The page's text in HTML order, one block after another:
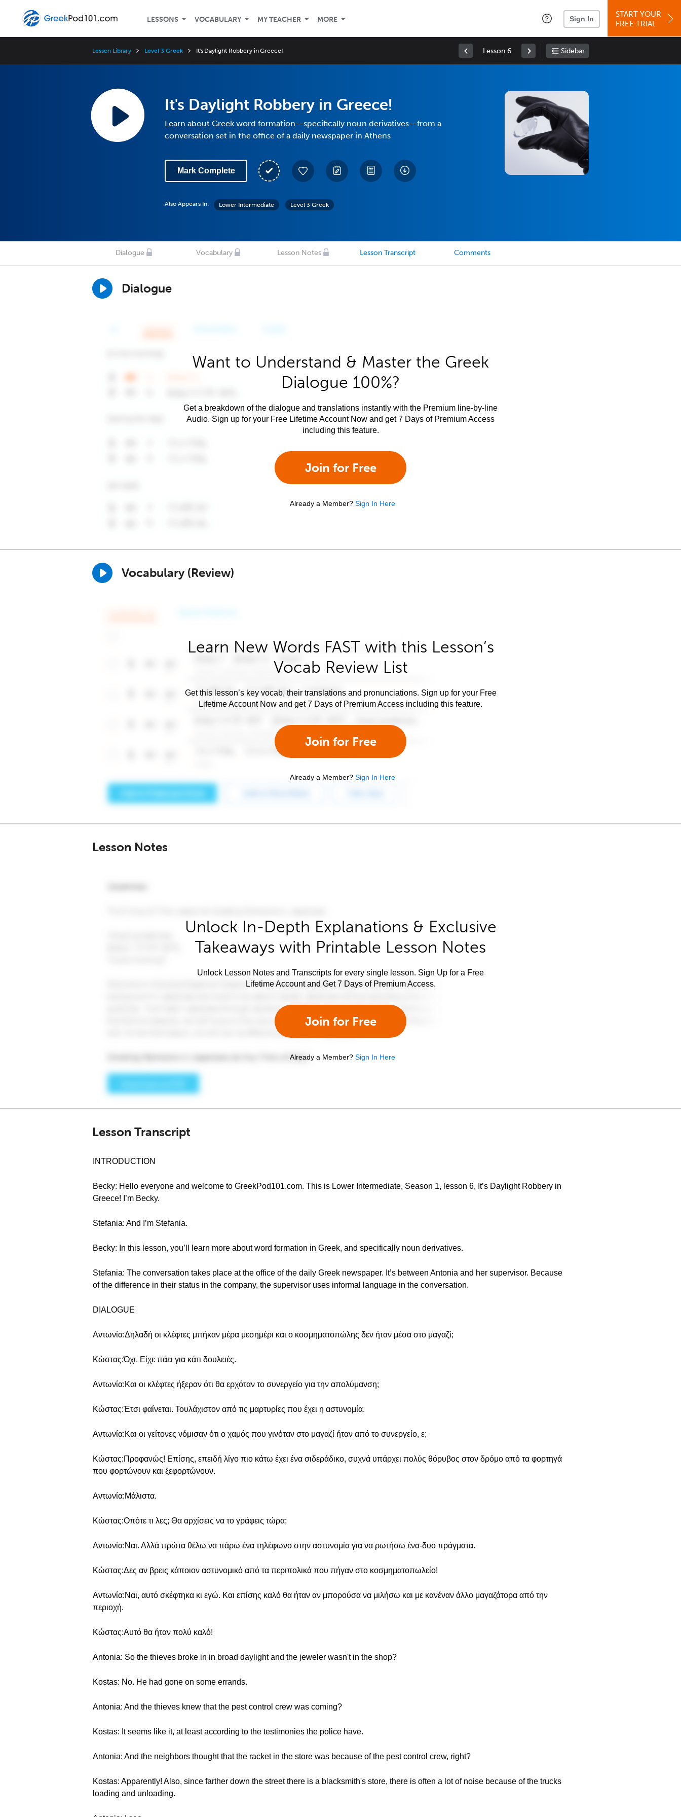
LESSONS VOCABULARY MY TEACHER MORE Sign In
START YOUR
FREE TRIAL
Lesson Library Level 3 Greek It's Daylight Robbery in Greece! Lesson 6 Sidebar
It's Daylight Robbery in Greece!
Learn about Greek word formation--specifically noun derivatives--from a
conversation set in the office of a daily newspaper in Athens
Mark Complete
Also Appears In: Lower Intermediate Level 3 Greek
Dialogue Vocabulary Lesson Notes Lesson Transcript Comments
Dialogue
Want to Understand & Master the Greek
Dialogue 100%?
Get a breakdown of the dialogue and translations instantly with the Premium line-by-line
Audio. Sign up for your Free Lifetime Account Now and get 7 Days of Premium Access
including this feature.
Join for Free
Already a Member? Sign In Here
Vocabulary (Review)
Learn New Words FAST with this Lesson’s
Vocab Review List
Get this lesson’s key vocab, their translations and pronunciations. Sign up for your Free
Lifetime Account Now and get 7 Days of Premium Access including this feature.
Join for Free
Already a Member? Sign In Here
Lesson Notes
Unlock In-Depth Explanations & Exclusive
Takeaways with Printable Lesson Notes
Unlock Lesson Notes and Transcripts for every single lesson. Sign Up for a Free
Lifetime Account and Get 7 Days of Premium Access.
Join for Free
Already a Member? Sign In Here
Lesson Transcript
INTRODUCTION
Becky: Hello everyone and welcome to GreekPod101.com. This is Lower Intermediate, Season 1, lesson 6, It’s Daylight Robbery in
Greece! I’m Becky.
Stefania: And I’m Stefania.
Becky: In this lesson, you’ll learn more about word formation in Greek, and specifically noun derivatives.
Stefania: The conversation takes place at the office of the daily Greek newspaper. It’s between Antonia and her supervisor. Because
of the difference in their status in the company, the supervisor uses informal language in the conversation.
DIALOGUE
Αντωνία:Δηλαδή οι κλέφτες μπήκαν μέρα μεσημέρι και ο κοσμηματοπώλης δεν ήταν μέσα στο μαγαζί;
Κώστας:Όχι. Είχε πάει για κάτι δουλειές.
Αντωνία:Και οι κλέφτες ήξεραν ότι θα ερχόταν το συνεργείο για την απολύμανση;
Κώστας:Έτσι φαίνεται. Τουλάχιστον από τις μαρτυρίες που έχει η αστυνομία.
Αντωνία:Και οι γείτονες νόμισαν ότι ο χαμός που γινόταν στο μαγαζί ήταν από το συνεργείο, ε;
Κώστας:Προφανώς! Επίσης, επειδή λίγο πιο κάτω έχει ένα σιδεράδικο, συχνά υπάρχει πολύς θόρυβος στον δρόμο από τα φορτηγά
που φορτώνουν και ξεφορτώνουν.
Αντωνία:Μάλιστα.
Κώστας:Οπότε τι λες; Θα αρχίσεις να το γράφεις τώρα;
Αντωνία:Ναι. Αλλά πρώτα θέλω να πάρω ένα τηλέφωνο στην αστυνομία για να ρωτήσω ένα-δυο πράγματα.
Κώστας:Δες αν βρεις κάποιον αστυνομικό από τα περιπολικά που πήγαν στο κοσμηματοπωλείο!
Αντωνία:Ναι, αυτό σκέφτηκα κι εγώ. Και επίσης καλό θα ήταν αν μπορούσα να μιλήσω και με κανέναν άλλο μαγαζάτορα από την
περιοχή.
Κώστας:Αυτό θα ήταν πολύ καλό!
Antonia: So the thieves broke in in broad daylight and the jeweler wasn't in the shop?
Kostas: No. He had gone on some errands.
Antonia: And the thieves knew that the pest control crew was coming?
Kostas: It seems like it, at least according to the testimonies the police have.
Antonia: And the neighbors thought that the racket in the store was because of the pest control crew, right?
Kostas: Apparently! Also, since farther down the street there is a blacksmith's store, there is often a lot of noise because of the trucks
loading and unloading.